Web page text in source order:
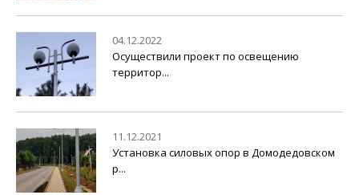
04.12.2022
Осуществили проект по освещению
территор...
11.12.2021
Установка силовых опор в Домодедовском
р...